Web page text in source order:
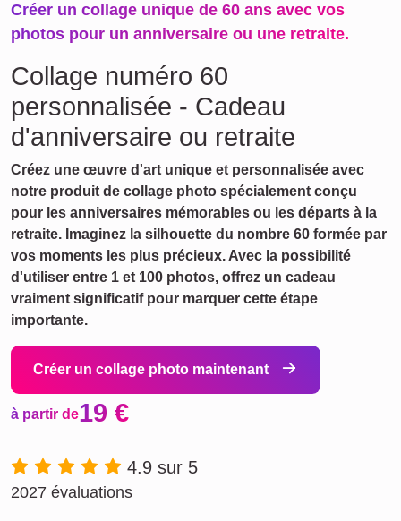
Créer un collage unique de 60 ans avec vos
photos pour un anniversaire ou une retraite.
Collage numéro 60
personnalisée - Cadeau
d'anniversaire ou retraite
Créez une œuvre d'art unique et personnalisée avec
notre produit de collage photo spécialement conçu
pour les anniversaires mémorables ou les départs à la
retraite. Imaginez la silhouette du nombre 60 formée par
vos moments les plus précieux. Avec la possibilité
d'utiliser entre 1 et 100 photos, offrez un cadeau
vraiment significatif pour marquer cette étape
importante.
Créer un collage photo maintenant
à partir de19 €
4.9 sur 5
2027 évaluations